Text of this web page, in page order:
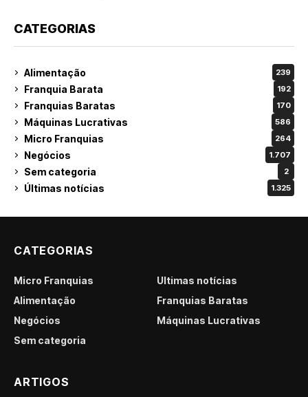
CATEGORIAS
Alimentação 239
Franquia Barata 192
Franquias Baratas 170
Máquinas Lucrativas 586
Micro Franquias 264
Negócios 1.707
Sem categoria 2
Últimas notícias 1.325
CATEGORIAS
Micro Franquias
Últimas notícias
Alimentação
Franquias Baratas
Negócios
Máquinas Lucrativas
Sem categoria
ARTIGOS